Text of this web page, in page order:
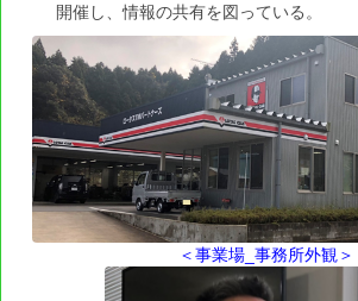
作業服等
洗剤・洗車用タオル
てんけんくんLEDサインポール
エアコンフィルター
料金表示板等
リサイクル部品
開催し、情報の共有を図っている。
＜事業場_事務所外観＞